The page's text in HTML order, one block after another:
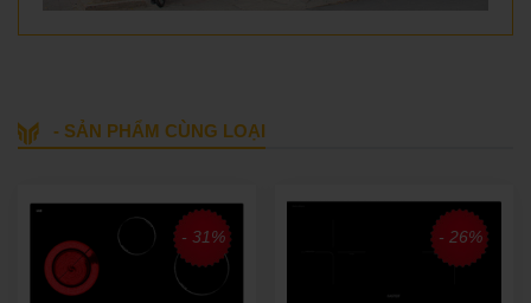
- SẢN PHẨM CÙNG LOẠI
- 31% - 26%